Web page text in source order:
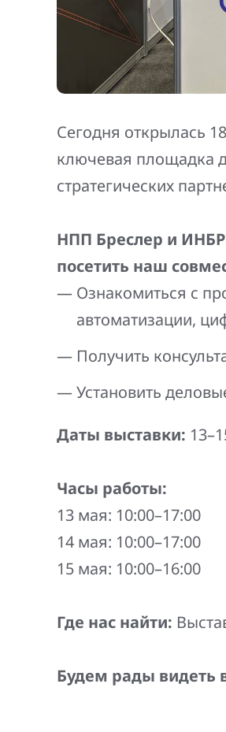
Сегодня открылась
ключевая площадка
стратегических
НПП Бреслер и
посетить наш
Ознакомиться с
автоматизации,
Получить
Установить
Даты выставки:
Часы работы:
13 мая: 10:00–17:00
14 мая: 10:00–17:00
15 мая: 10:00–16:00
Где нас найти:
Будем рады видеть